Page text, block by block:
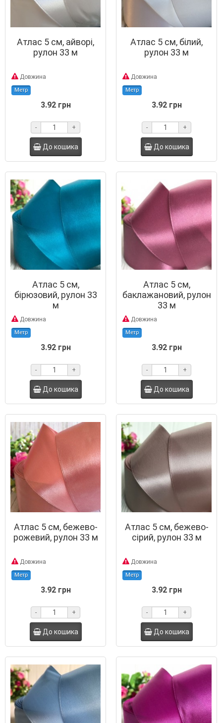
Атлас 5 см, айворі,
рулон 33 м
Довжина
Метр
3.92 грн
- +
До кошика
Атлас 5 см, білий,
рулон 33 м
Довжина
Метр
3.92 грн
- +
До кошика
Атлас 5 см,
бірюзовий, рулон 33
м
Довжина
Метр
3.92 грн
- +
До кошика
Атлас 5 см,
баклажановий, рулон
33 м
Довжина
Метр
3.92 грн
- +
До кошика
Атлас 5 см, бежево-
рожевий, рулон 33 м
Довжина
Метр
3.92 грн
- +
До кошика
Атлас 5 см, бежево-
сірий, рулон 33 м
Довжина
Метр
3.92 грн
- +
До кошика